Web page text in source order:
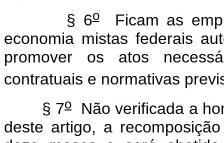
§ 6oFicam as
economia mistas federais
promover os atos
contratuais e normativas
§ 7o
Não verificada a
deste artigo, a